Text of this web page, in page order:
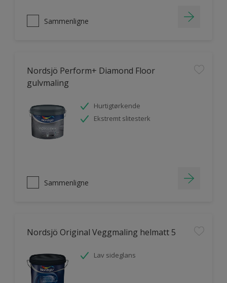
Sammenligne
Nordsjö Perform+ Diamond Floor
gulvmaling
Hurtigtørkende
Ekstremt slitesterk
Sammenligne
Nordsjö Original Veggmaling helmatt 5
Lav sideglans